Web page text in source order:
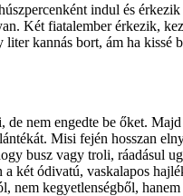
indul és
Két fiatalember érkezik,
kannás bort, ám ha kissé
nem engedte be őket. Majd
Misi fején hosszan
busz vagy troli, ráadásul
két ódivatú, vaskalapos
nem kegyetlenségből,